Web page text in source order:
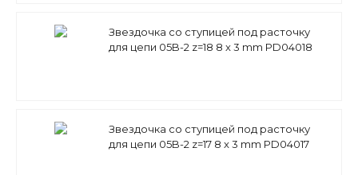
Звездочка со ступицей под расточку
для цепи 05B-2 z=18 8 x 3 mm PD04018
Звездочка со ступицей под расточку
для цепи 05B-2 z=17 8 x 3 mm PD04017